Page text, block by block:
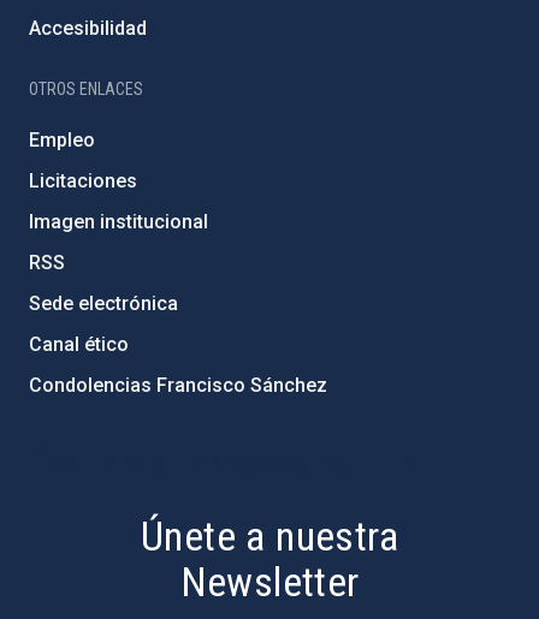
Accesibilidad
OTROS ENLACES
Empleo
Licitaciones
Imagen institucional
RSS
Sede electrónica
Canal ético
Condolencias Francisco Sánchez
Únete a nuestra
Newsletter